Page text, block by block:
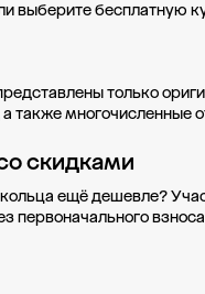
выберите бесплатную
только
также многочисленные
скидками
ещё дешевле?
первоначального